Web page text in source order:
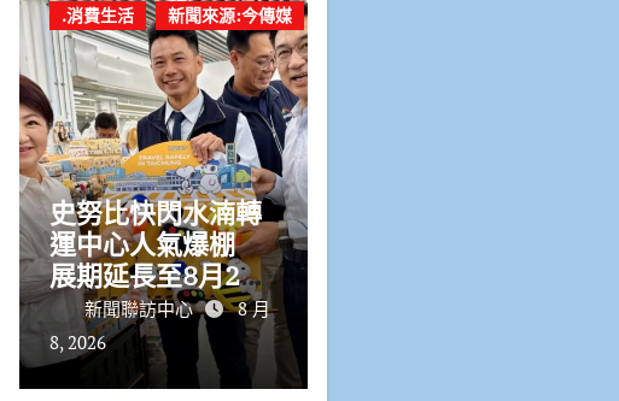
.消費生活 新聞來源:今傳媒
史努比快閃水湳轉
運中心人氣爆棚
展期延長至8月23
日 新聞聯訪中心
8 月
8, 2026